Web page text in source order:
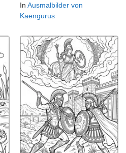
In Ausmalbilder von
Kaengurus